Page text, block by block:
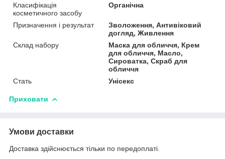
Класифікація
косметичного засобу
Органічна
Призначення і результат
Зволоження, Антивіковий
догляд, Живлення
Склад набору
Маска для обличчя, Крем
для обличчя, Масло,
Сироватка, Скраб для
обличчя
Стать
Унісекс
Приховати
Умови доставки
Доставка здійснюється тільки по передоплаті.